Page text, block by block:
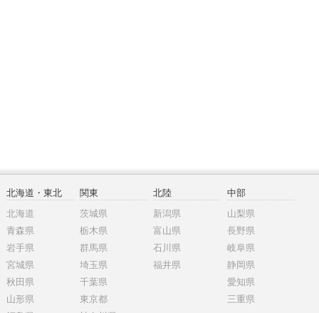
北海道・東北
北海道
青森県
岩手県
宮城県
秋田県
山形県
関東
茨城県
栃木県
群馬県
埼玉県
千葉県
東京都
北陸
新潟県
富山県
石川県
福井県
中部
山梨県
長野県
岐阜県
静岡県
愛知県
三重県